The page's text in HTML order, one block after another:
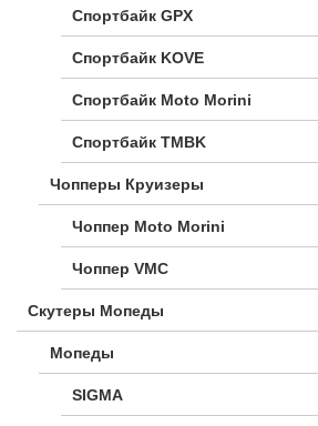
Спортбайк GPX
Спортбайк KOVE
Спортбайк Moto Morini
Спортбайк TMBK
Чопперы Круизеры
Чоппер Moto Morini
Чоппер VMC
Скутеры Мопеды
Мопеды
SIGMA